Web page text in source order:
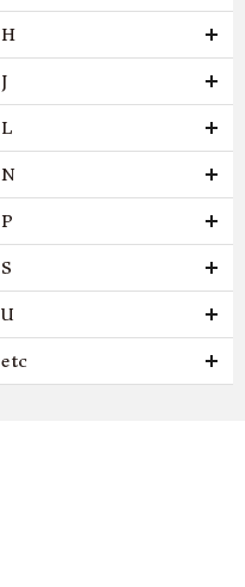
H
J
L
N
P
S
U
etc